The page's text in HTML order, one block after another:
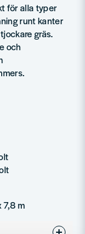
för alla typer
runt kanter
gräs.
och
7,8 m